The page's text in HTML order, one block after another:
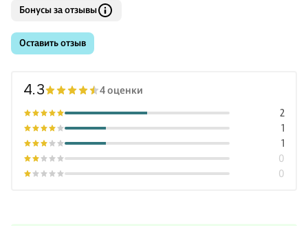
Бонусы за отзывы
Оставить отзыв
4.3 4 оценки
0
0
1
1
2